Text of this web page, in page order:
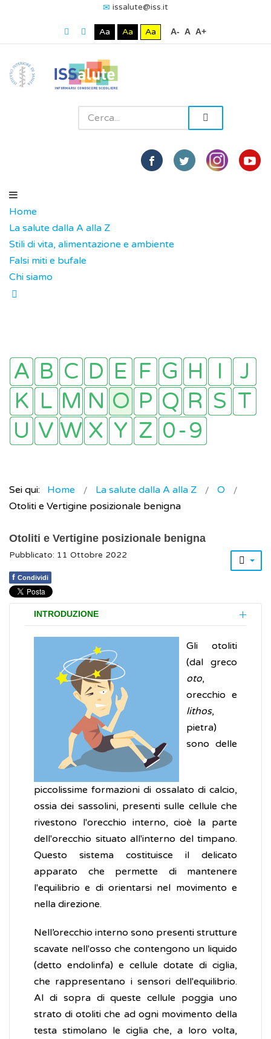
issalute@iss.it
Aa Aa Aa A- A A+
Home
La salute dalla A alla Z
Stili di vita, alimentazione e ambiente
Falsi miti e bufale
Chi siamo
Sei qui: Home La salute dalla A alla Z
O
Otoliti e Vertigine posizionale benigna
Otoliti e Vertigine posizionale benigna
Pubblicato: 11 Ottobre 2022
f Condividi
INTRODUZIONE
Gli otoliti
(dal greco
oto,
orecchio e
lithos,
pietra)
sono delle
piccolissime formazioni di ossalato di calcio,
ossia dei sassolini, presenti sulle cellule che
rivestono l'orecchio interno, cioè la parte
dell'orecchio situato all'interno del timpano.
Questo sistema costituisce il delicato
apparato che permette di mantenere
l'equilibrio e di orientarsi nel movimento e
nella direzione.
Nell’orecchio interno sono presenti strutture
scavate nell'osso che contengono un liquido
(detto endolinfa) e cellule dotate di ciglia,
che rappresentano i sensori dell'equilibrio.
Al di sopra di queste cellule poggia uno
strato di otoliti che ad ogni movimento della
testa stimolano le ciglia che, a loro volta,